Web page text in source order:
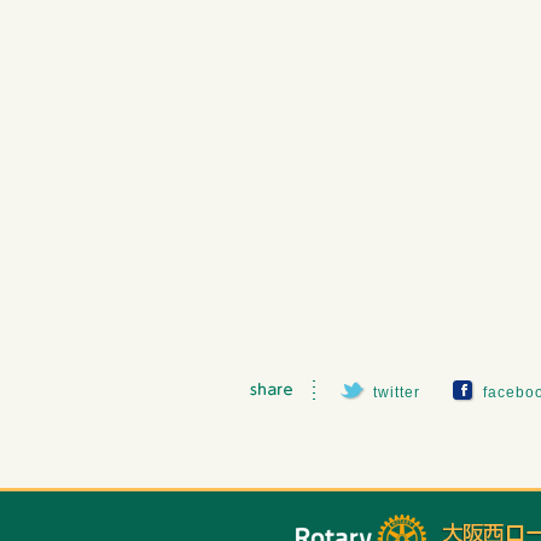
twitter